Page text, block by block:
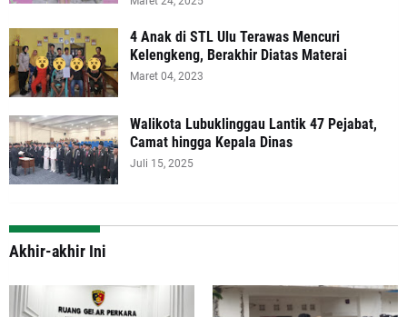
4 Anak di STL Ulu Terawas Mencuri
Kelengkeng, Berakhir Diatas Materai
Maret 04, 2023
Walikota Lubuklinggau Lantik 47 Pejabat,
Camat hingga Kepala Dinas
Juli 15, 2025
Akhir-akhir Ini